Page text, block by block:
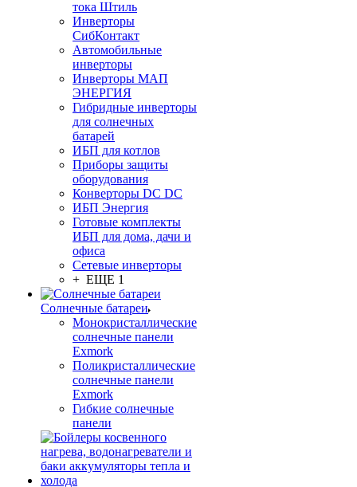
тока Штиль
Инверторы
СибКонтакт
Автомобильные
инверторы
Инверторы МАП
ЭНЕРГИЯ
Гибридные инверторы
для солнечных
батарей
ИБП для котлов
Приборы защиты
оборудования
Конверторы DC DC
ИБП Энергия
Готовые комплекты
ИБП для дома, дачи и
офиса
Сетевые инверторы
+ ЕЩЕ 1
Солнечные батареи
Монокристаллические
солнечные панели
Exmork
Поликристаллические
солнечные панели
Exmork
Гибкие солнечные
панели